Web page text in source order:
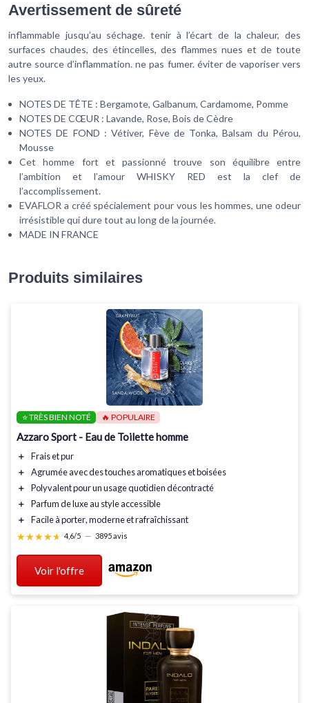
Avertissement de sûreté
inflammable jusqu’au séchage. tenir à l’écart de la chaleur, des
surfaces chaudes, des étincelles, des flammes nues et de toute
autre source d’inflammation. ne pas fumer. éviter de vaporiser vers
les yeux.
NOTES DE TÊTE : Bergamote, Galbanum, Cardamome, Pomme
NOTES DE CŒUR : Lavande, Rose, Bois de Cèdre
NOTES DE FOND : Vétiver, Fève de Tonka, Balsam du Pérou,
Mousse
Cet homme fort et passionné trouve son équilibre entre
l’ambition et l’amour WHISKY RED est la clef de
l’accomplissement.
EVAFLOR a créé spécialement pour vous les hommes, une odeur
irrésistible qui dure tout au long de la journée.
MADE IN FRANCE
Produits similaires
⭐ TRÈS BIEN NOTÉ 🔥 POPULAIRE
Azzaro Sport - Eau de Toilette homme
＋ Fraiset pur
＋
Agruméeavec des touches aromatiques et boisées
＋
Polyvalentpour un usage quotidien décontracté
＋
Parfum de luxeau style accessible
＋
Facile à porter, moderne et rafraîchissant
★★★★★
★★★★★ 4,6/5 — 3895 avis
Voir l'offre